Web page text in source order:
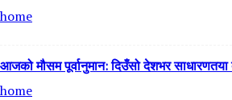
home
आजको मौसम पूर्वानुमान: दिउँसो देशभर साधारणतया
home